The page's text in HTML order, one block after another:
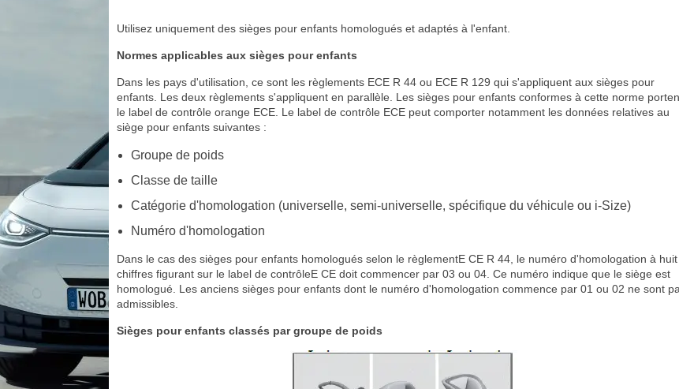
Utilisez uniquement des sièges pour enfants homologués et adaptés à l'enfant.
Normes applicables aux sièges pour enfants
Dans les pays d'utilisation, ce sont les règlements ECE R 44 ou ECE R 129 qui s'appliquent aux sièges pour
enfants. Les deux règlements s'appliquent en parallèle. Les sièges pour enfants conformes à cette norme
le label de contrôle orange ECE. Le label de contrôle ECE peut comporter notamment les données relatives au
siège pour enfants suivantes :
Groupe de poids
Classe de taille
Catégorie d'homologation (universelle, semi-universelle, spécifique du véhicule ou i-Size)
Numéro d'homologation
Dans le cas des sièges pour enfants homologués selon le règlementE CE R 44, le numéro d'homologation à huit
chiffres figurant sur le label de contrôleE CE doit commencer par 03 ou 04. Ce numéro indique que le siège est
homologué. Les anciens sièges pour enfants dont le numéro d'homologation commence par 01 ou 02 ne sont
admissibles.
Sièges pour enfants classés par groupe de poids